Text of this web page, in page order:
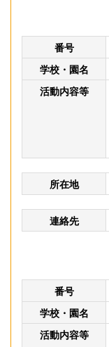
番号
学校・園名
活動内容等
所在地
連絡先
番号
学校・園名
活動内容等